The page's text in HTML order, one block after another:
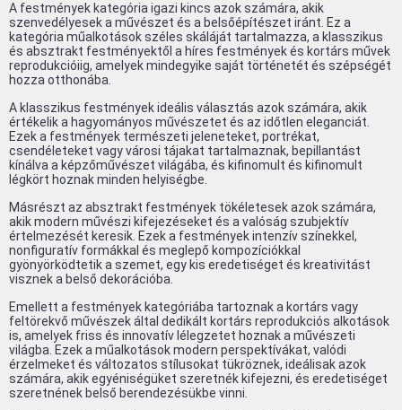
A festmények kategória igazi kincs azok számára, akik
szenvedélyesek a művészet és a belsőépítészet iránt. Ez a
kategória műalkotások széles skáláját tartalmazza, a klasszikus
és absztrakt festményektől a híres festmények és kortárs művek
reprodukcióiig, amelyek mindegyike saját történetét és szépségét
hozza otthonába.
A klasszikus festmények ideális választás azok számára, akik
értékelik a hagyományos művészetet és az időtlen eleganciát.
Ezek a festmények természeti jeleneteket, portrékat,
csendéleteket vagy városi tájakat tartalmaznak, bepillantást
kínálva a képzőművészet világába, és kifinomult és kifinomult
légkört hoznak minden helyiségbe.
Másrészt az absztrakt festmények tökéletesek azok számára,
akik modern művészi kifejezéseket és a valóság szubjektív
értelmezését keresik. Ezek a festmények intenzív színekkel,
nonfiguratív formákkal és meglepő kompozíciókkal
gyönyörködtetik a szemet, egy kis eredetiséget és kreativitást
visznek a belső dekorációba.
Emellett a festmények kategóriába tartoznak a kortárs vagy
feltörekvő művészek által dedikált kortárs reprodukciós alkotások
is, amelyek friss és innovatív lélegzetet hoznak a művészeti
világba. Ezek a műalkotások modern perspektívákat, valódi
érzelmeket és változatos stílusokat tükröznek, ideálisak azok
számára, akik egyéniségüket szeretnék kifejezni, és eredetiséget
szeretnének belső berendezésükbe vinni.